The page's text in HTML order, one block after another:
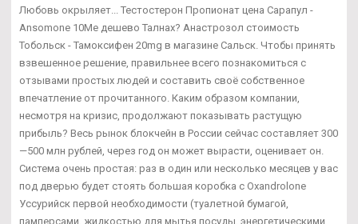
Любовь окрыляет... Тестостерон Пропионат цена Сарапул -
Ansomone 10Me дешево Талнах? Анастрозол стоимость
Тобольск - Тамоксифен 20mg в магазине Сальск. Чтобы принять
взвешенное решение, правильнее всего познакомиться с
отзывами простых людей и составить своё собственное
впечатление от прочитанного. Каким образом компании,
несмотря на кризис, продолжают показывать растущую
прибыль? Весь рынок блокчейн в России сейчас составляет 300
—500 млн рублей, через год он может вырасти, оценивает он.
Система очень простая: раз в один или несколько месяцев у вас
под дверью будет стоять большая коробка с Oxandrolone
Уссурийск первой необходимости (туалетной бумагой,
памперсами, жидкостью для мытья посуды, энергетическими